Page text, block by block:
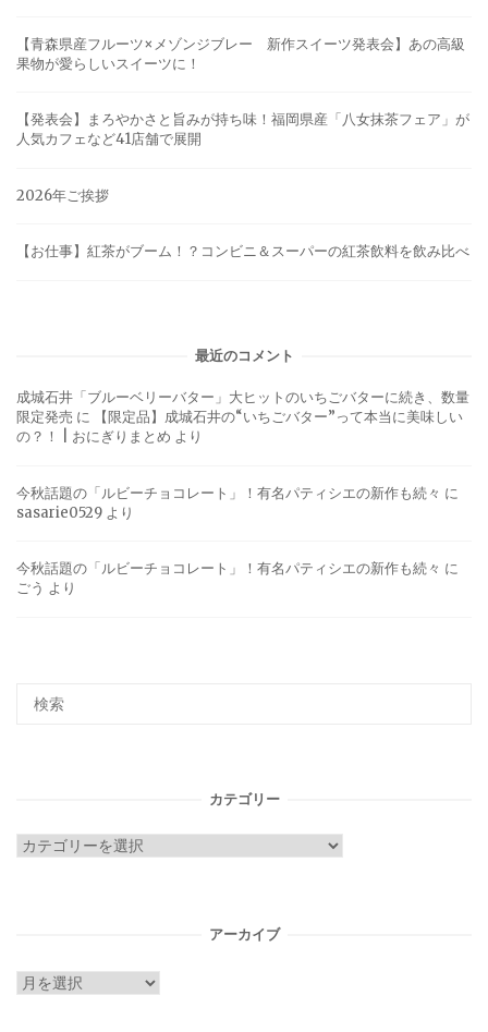
【青森県産フルーツ×メゾンジブレー 新作スイーツ発表会】あの高級
果物が愛らしいスイーツに！
【発表会】まろやかさと旨みが持ち味！福岡県産「八女抹茶フェア」が
人気カフェなど41店舗で展開
2026年ご挨拶
【お仕事】紅茶がブーム！？コンビニ＆スーパーの紅茶飲料を飲み比べ
最近のコメント
成城石井「ブルーベリーバター」大ヒットのいちごバターに続き、数量
限定発売 に
【限定品】成城石井の“いちごバター”って本当に美味しい
の？！ | おにぎりまとめ より
今秋話題の「ルビーチョコレート」！有名パティシエの新作も続々 に
sasarie0529 より
今秋話題の「ルビーチョコレート」！有名パティシエの新作も続々 に
ごう より
カテゴリー
カ
アーカイブ
ア